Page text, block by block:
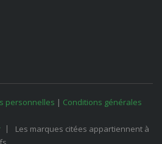
personnelles | Conditions générales
Les marques citées appartiennent à